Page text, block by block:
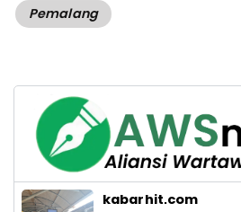
Pemalang
kabarhit.com